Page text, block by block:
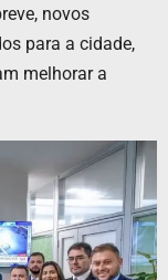
novos
para a cidade,
melhorar a